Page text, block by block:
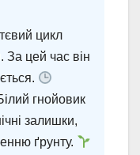
цикл
За цей час він
гнойовик
залишки,
ґрунту.